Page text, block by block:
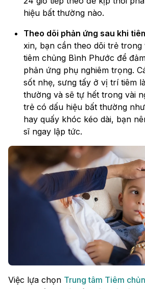
hiệu bất thường nào.
Theo dõi phản ứng sau khi
xin, bạn cần theo dõi trẻ trong
tiêm chủng Bình Phước để
phản ứng phụ nghiêm trọng.
sốt nhẹ, sưng tấy ở vị trí tiêm
thường và sẽ tự hết trong vài
trẻ có dấu hiệu bất thường
hay quấy khóc kéo dài, bạn
sĩ ngay lập tức.
Việc lựa chọn Trung tâm Tiêm